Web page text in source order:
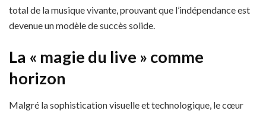
total de la musique vivante, prouvant que l’indépendance est
devenue un modèle de succès solide.
La « magie du live » comme
horizon
Malgré la sophistication visuelle et technologique, le cœur